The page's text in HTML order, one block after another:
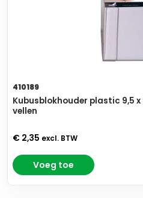
410189
Kubusblokhouder plastic 9,5
vellen
€ 2,35 excl. BTW
Voeg toe